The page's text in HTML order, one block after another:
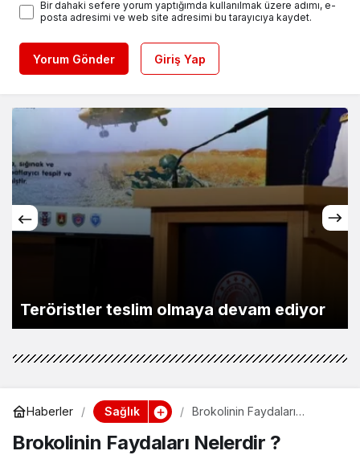
Bir dahaki sefere yorum yaptığımda kullanılmak üzere adımı, e-
posta adresimi ve web site adresimi bu tarayıcıya kaydet.
Yorum Gönder Giriş Yap
Bozcaada mercan resifleri için
seferberliği
Haberler Sağlık
Brokolinin Faydaları
Brokolinin Faydaları Nelerdir ?